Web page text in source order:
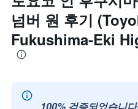
넘버 원 후기
Fukushima-Eki